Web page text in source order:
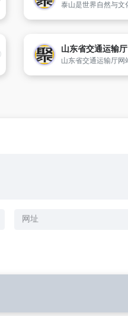
山东省交通运输厅